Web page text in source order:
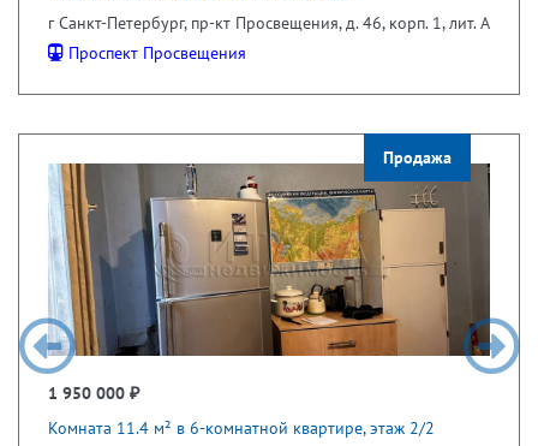
г Санкт-Петербург, пр-кт Просвещения, д. 46, корп. 1, лит. А
Проспект Просвещения
Продажа
1 950 000 ₽
Комната 11.4 м² в 6-комнатной квартире, этаж 2/2